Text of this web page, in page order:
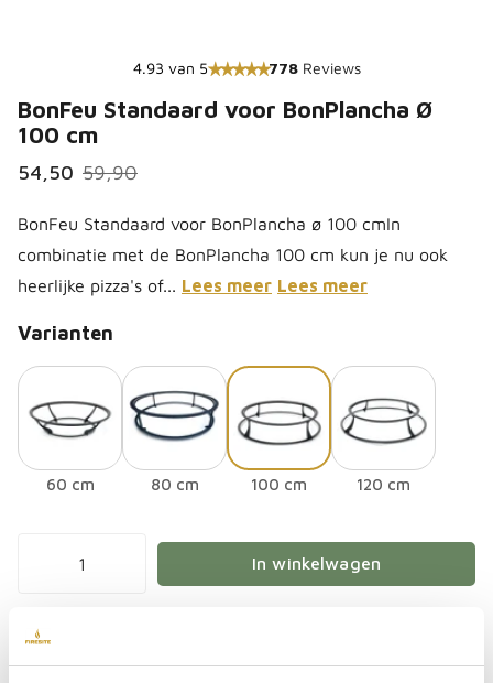
4.93 van 5 778 Reviews
BonFeu Standaard voor BonPlancha Ø
100 cm
54,50 59,90
BonFeu Standaard voor BonPlancha ø 100 cmIn
combinatie met de BonPlancha 100 cm kun je nu ook
heerlijke pizza's of... Lees meer Lees meer
Varianten
60 cm 80 cm 100 cm 120 cm
In winkelwagen
Nog 1 op voorraad